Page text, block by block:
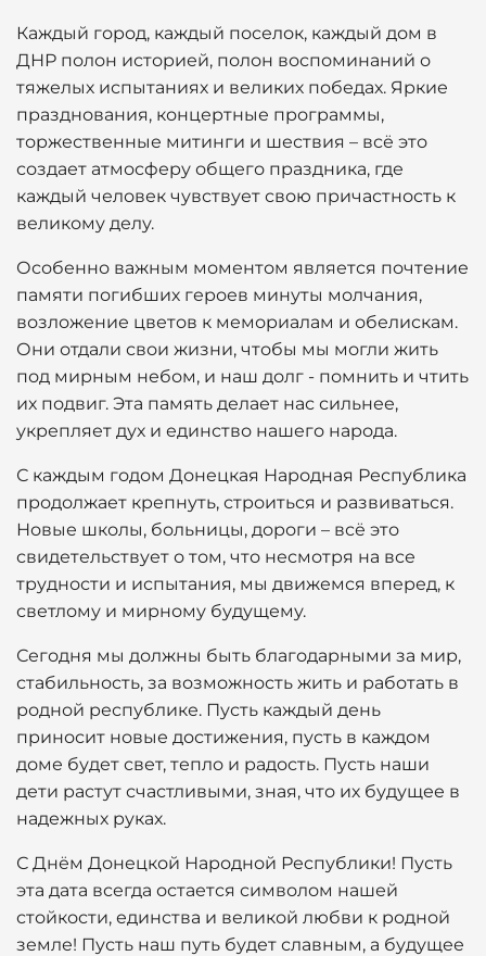
Каждый город, каждый поселок, каждый дом в
ДНР полон историей, полон воспоминаний о
тяжелых испытаниях и великих победах. Яркие
празднования, концертные программы,
торжественные митинги и шествия – всё это
создает атмосферу общего праздника, где
каждый человек чувствует свою причастность к
великому делу.
Особенно важным моментом является почтение
памяти погибших героев минуты молчания,
возложение цветов к мемориалам и обелискам.
Они отдали свои жизни, чтобы мы могли жить
под мирным небом, и наш долг - помнить и чтить
их подвиг. Эта память делает нас сильнее,
укрепляет дух и единство нашего народа.
С каждым годом Донецкая Народная Республика
продолжает крепнуть, строиться и развиваться.
Новые школы, больницы, дороги – всё это
свидетельствует о том, что несмотря на все
трудности и испытания, мы движемся вперед, к
светлому и мирному будущему.
Сегодня мы должны быть благодарными за мир,
стабильность, за возможность жить и работать в
родной республике. Пусть каждый день
приносит новые достижения, пусть в каждом
доме будет свет, тепло и радость. Пусть наши
дети растут счастливыми, зная, что их будущее в
надежных руках.
С Днём Донецкой Народной Республики! Пусть
эта дата всегда остается символом нашей
стойкости, единства и великой любви к родной
земле! Пусть наш путь будет славным, а будущее